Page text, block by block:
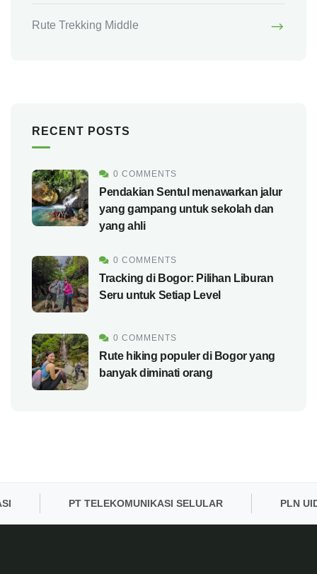
Rute Trekking Middle
RECENT POSTS
0 COMMENTS
Pendakian Sentul menawarkan jalur
yang gampang untuk sekolah dan
yang ahli
0 COMMENTS
Tracking di Bogor: Pilihan Liburan
Seru untuk Setiap Level
0 COMMENTS
Rute hiking populer di Bogor yang
banyak diminati orang
PT TELEKOMUNIKASI SELULAR PLN UID